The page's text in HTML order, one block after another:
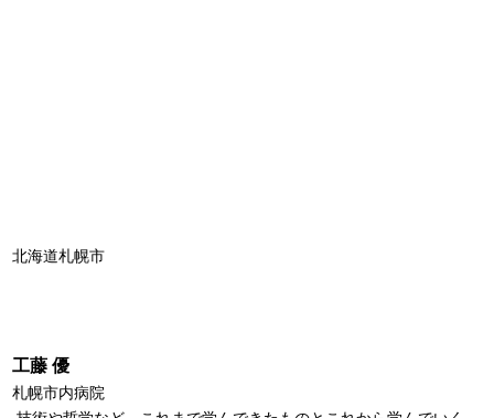
工藤 優
札幌市内病院
北海道札幌市